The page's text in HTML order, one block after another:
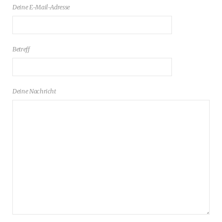
Deine E-Mail-Adresse
Betreff
Deine Nachricht